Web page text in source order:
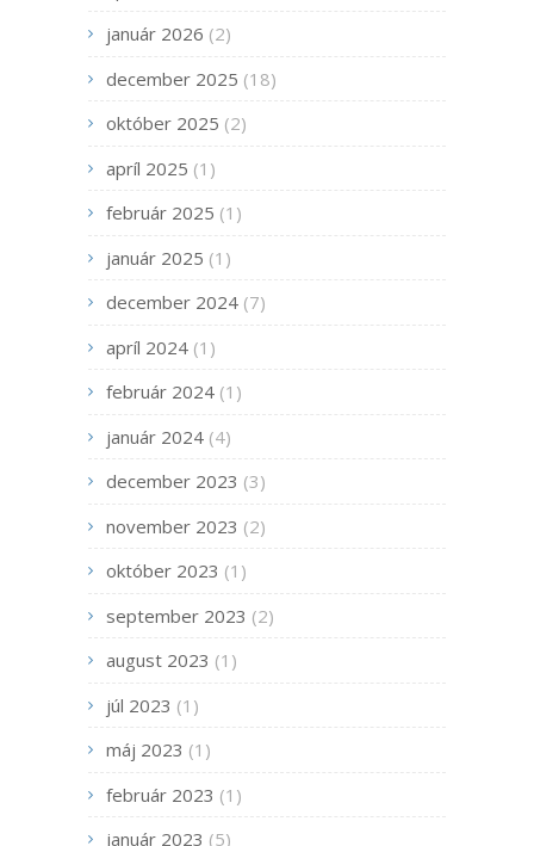
január 2026 (2)
december 2025 (18)
október 2025 (2)
apríl 2025 (1)
február 2025 (1)
január 2025 (1)
december 2024 (7)
apríl 2024 (1)
február 2024 (1)
január 2024 (4)
december 2023 (3)
november 2023 (2)
október 2023 (1)
september 2023 (2)
august 2023 (1)
júl 2023 (1)
máj 2023 (1)
február 2023 (1)
január 2023 (5)